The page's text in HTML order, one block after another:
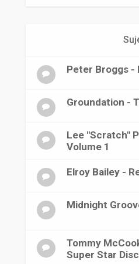
Peter Broggs -
Groundation -
Lee "Scratch"
Volume 1
Elroy Bailey -
Midnight
Tommy
Super Star